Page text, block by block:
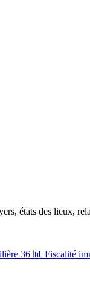
états des lieux,
36 📊 Fiscalité